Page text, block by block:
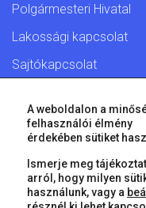
Polgármesteri Hivatal
Lakossági kapcsolat
Sajtókapcsolat
© 2026 Győr Megyei
A weboldalon a
felhasználói élmény
érdekében sütiket
Ismerje meg
arról, hogy milyen
használunk, vagy a